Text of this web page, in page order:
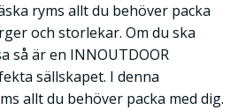
ryms allt du behöver packa
och storlekar. Om du ska
så är en INNOUTDOOR
sällskapet. I denna
allt du behöver packa med dig.